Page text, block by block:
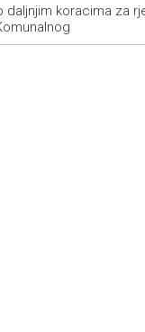
ljevica i desnica
SP 2030.
koracima za